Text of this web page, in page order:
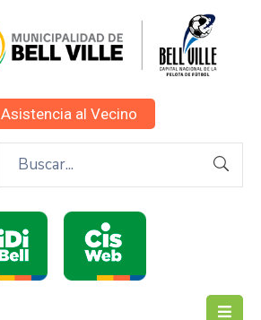
Asistencia al Vecino